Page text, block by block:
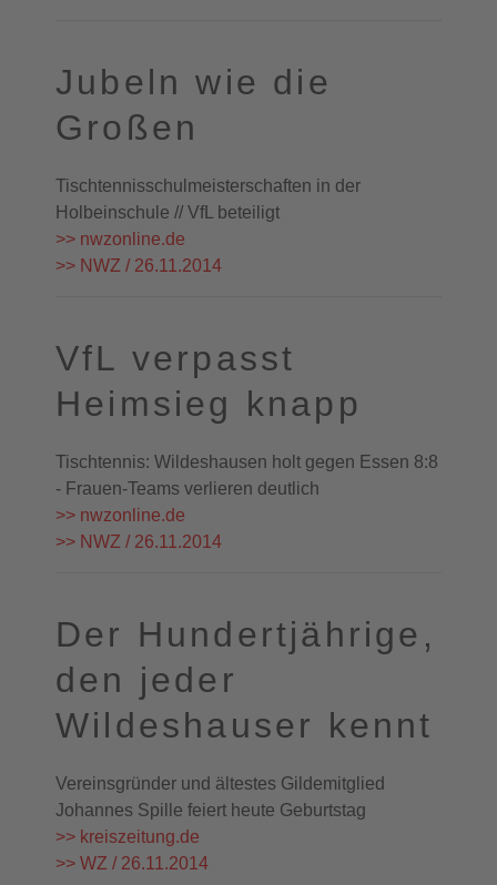
Jubeln wie die
Großen
Tischtennisschulmeisterschaften in der
Holbeinschule // VfL beteiligt
>> nwzonline.de
>> NWZ / 26.11.2014
VfL verpasst
Heimsieg knapp
Tischtennis: Wildeshausen holt gegen Essen 8:8
- Frauen-Teams verlieren deutlich
>> nwzonline.de
>> NWZ / 26.11.2014
Der Hundertjährige,
den jeder
Wildeshauser kennt
Vereinsgründer und ältestes Gildemitglied
Johannes Spille feiert heute Geburtstag
>> kreiszeitung.de
>> WZ / 26.11.2014